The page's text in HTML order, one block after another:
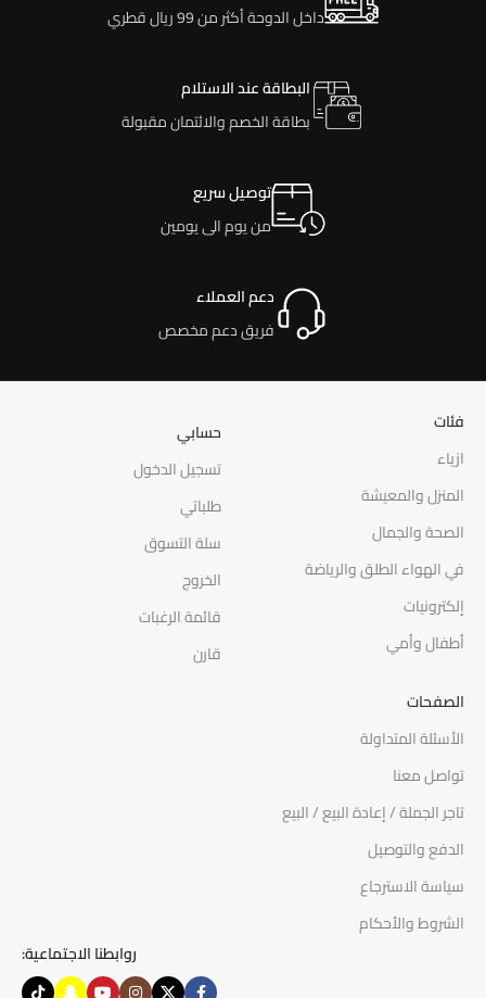
داخل الدوحة أكثر من 99 ريال قطري
البطاقة عند الاستلام
بطاقة الخصم والائتمان مقبولة
توصيل سريع
من يوم الى يومين
دعم العملاء
فريق دعم مخصص
فئات
ازياء
المنزل والمعيشة
الصحة والجمال
في الهواء الطلق والرياضة
إلكترونيات
أطفال وأمي
حسابي
تسجيل الدخول
طلباتي
سلة التسوق
الخروج
قائمة الرغبات
قارن
الصفحات
الأسئلة المتداولة
تواصل معنا
تاجر الجملة / إعادة البيع / البيع
الدفع والتوصيل
سياسة الاسترجاع
الشروط والأحكام
روابطنا الاجتماعية: